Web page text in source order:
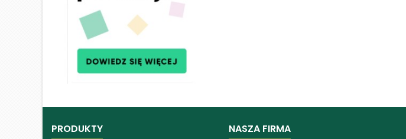
PRODUKTY NASZA FIRMA